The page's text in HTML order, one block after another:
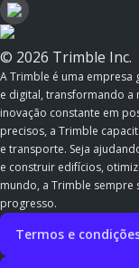
© 2026 Trimble Inc.
A Trimble é uma
e digital, transformando a
inovação constante em
precisos, a Trimble
e transporte. Seja
e construir edifícios,
mundo, a Trimble
progresso.
Termos e